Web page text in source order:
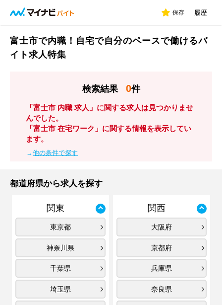
保存 履歴
富士市で内職！自宅で自分のペースで働けるバ
イト求人特集
検索結果 0件
「富士市 内職 求人」に関する求人は見つかりませ
んでした。
「富士市 在宅ワーク」に関する情報を表示してい
ます。
→他の条件で探す
都道府県から求人を探す
関東
東京都
神奈川県
千葉県
埼玉県
関西
大阪府
京都府
兵庫県
奈良県